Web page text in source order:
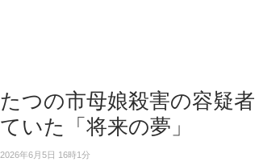
たつの市母娘殺害の容疑
ていた「将来の夢」
2026年6月5日 16時1分